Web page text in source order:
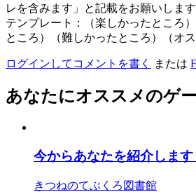
レを含みます」と記載をお願いします
テンプレート：（楽しかったところ
ところ）（難しかったところ）（オス
ログインしてコメントを書く または
あなたにオススメのゲ
今からあなたを紹介します
きつねのてぶくろ図書館